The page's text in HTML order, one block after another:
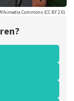
Commons (CC BY 2.0)